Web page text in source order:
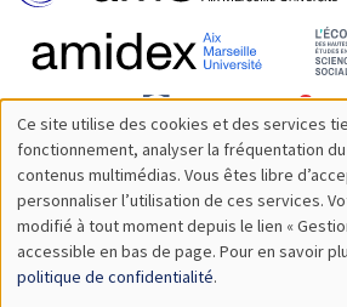
Utilisation
des
données
personnelles
Ce site utilise des cookies et des services
fonctionnement, analyser la fréquentation
contenus multimédias. Vous êtes libre
personnaliser l’utilisation de ces services.
modifié à tout moment depuis le lien «
accessible en bas de page. Pour en savoir
politique de confidentialité.